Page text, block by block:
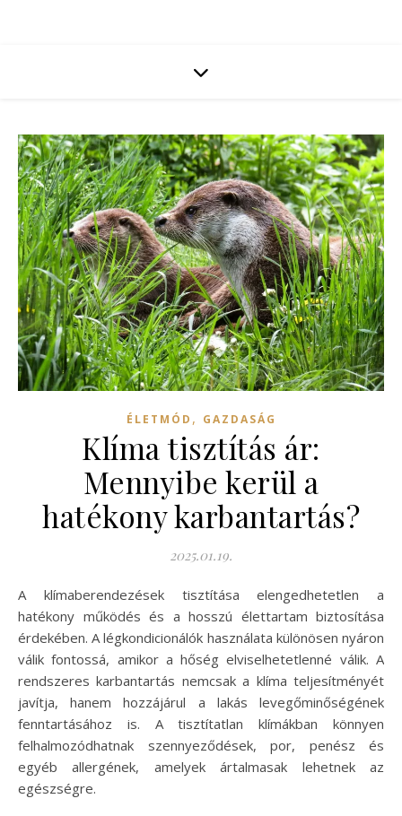
ÉLETMÓD , GAZDASÁG
Klíma tisztítás ár:
Mennyibe kerül a
hatékony karbantartás?
2025.01.19.
A klímaberendezések tisztítása elengedhetetlen a
hatékony működés és a hosszú élettartam biztosítása
érdekében. A légkondicionálók használata különösen nyáron
válik fontossá, amikor a hőség elviselhetetlenné válik. A
rendszeres karbantartás nemcsak a klíma teljesítményét
javítja, hanem hozzájárul a lakás levegőminőségének
fenntartásához is. A tisztítatlan klímákban könnyen
felhalmozódhatnak szennyeződések, por, penész és
egyéb allergének, amelyek ártalmasak lehetnek az
egészségre.